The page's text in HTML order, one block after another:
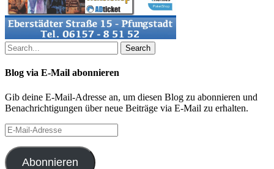
Search
Blog via E-Mail abonnieren
Gib deine E-Mail-Adresse an, um diesen Blog zu abonnieren und
Benachrichtigungen über neue Beiträge via E-Mail zu erhalten.
E-
Mail-
Adresse
Abonnieren